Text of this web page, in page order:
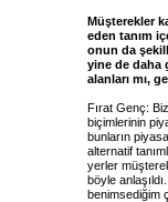
Müşterekler
eden tanım
onun da
yine de daha
alanları mı,
Fırat Genç:
biçimlerinin
bunların
alternatif
yerler
böyle
benimsediğim